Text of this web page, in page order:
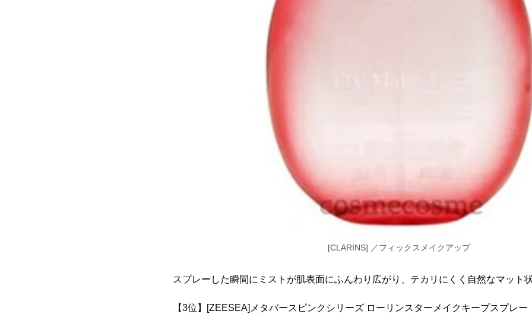
[CLARINS] ／フィックスメイクアップ
スプレーした瞬間にミストが肌表面にふんわり広がり、テカリにくく自然なマット
【3位】[ZEESEA]メタバースピンクシリーズ ローリンスターメイクキープスプレー